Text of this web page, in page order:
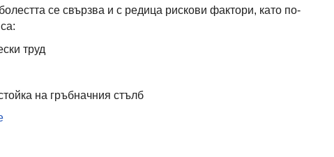
се свързва и с редица рискови фактори, като по-
труд
на гръбначния стълб